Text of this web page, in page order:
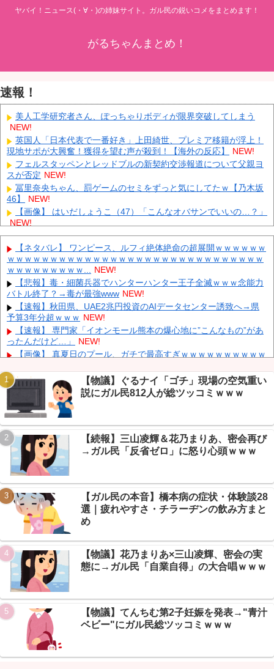
ヤバイ！ニュース(・∀・)の姉妹サイト。ガル民の鋭いコメをまとめます！
がるちゃんまとめ！
速報！
美人工学研究者さん、ぽっちゃりボディが限界突破してしまう
NEW!
英国人「日本代表で一番好き」上田綺世、プレミア移籍が浮上！
現地サポが大興奮！獲得を望む声が殺到！【海外の反応】
NEW!
フェルスタッペンとレッドブルの新契約交渉報道について父親ヨ
スが否定 NEW!
冨里奈央ちゃん、罰ゲームのセミをずっと気にしてたｗ【乃木坂
46】
NEW!
【画像】 はいだしょうこ（47）「こんなオバサンでいいの…？」
NEW!
ダイソーの220円のUSBケーブルが3ヶ月でダメになったんやが
NEW!
中国「大洪水！」三峡ダム「大雨で増水（台風直撃前」中国ダム
「緊急放流！」中国鉄道「列車が走行中に流される」中国避難所
「支援物資は有料です」謎の勢力「え」→ NEW!
韓国人の対日好感度が過去最高に、「ノージャパン」は終わっ
た？＝ネット「中国より100倍いい」 NEW!
【速報】 毎日新聞のベテラン記者を逮捕 包丁で夫を脅した容疑
NEW!
中国人のリウさん、新エネ車で国境越えたら遠隔操作で30時間ロ
ックされる！ NEW!
Powered by livedoor 相互RSS
【ネタバレ】 ワンピース、ルフィ絶体絶命の超展開ｗｗｗｗｗｗ
ｗｗｗｗｗｗｗｗｗｗｗｗｗｗｗｗｗｗｗｗｗｗｗｗｗｗｗｗｗｗ
ｗｗｗｗｗｗｗｗｗ... NEW!
【悲報】毒・細菌兵器でハンターハンター王子全滅ｗｗｗ念能力
バトル終了？→毒が最強www NEW!
【速報】秋田県、UAE2兆円投資のAIデータセンター誘致へ→県
予算3年分超ｗｗｗ NEW!
【速報】 専門家「イオンモール熊本の爆心地に”こんなもの”があ
ったんだけど…」
NEW!
【画像】 真夏日のプール、ガチで最高すぎｗｗｗｗｗｗｗｗｗｗ
内田梨瑚受刑者「社会に戻りたいです」 NEW!
【悲報】免許取り立て大学生、AT限定煽るも→40万かけてペーパ
ードライバーだったｗｗｗ
【保存版】657レスの絵晒しスレ、イッチが全部を全力で褒めた
結果→まさかの神スレ化ｗｗｗ NEW!
【炎上】岸谷蘭丸(25)の喫煙者権利論→芸スポ+民「払うのが嫌な
ら吸うな」総ツッコミｗｗｗ
NEW!
【画像】 福岡、こんなのが普通に走ってるｗｗｗｗｗｗｗｗｗｗ
ｗｗｗｗｗｗ NEW!
Powered by livedoor 相互RSS
【物議】ぐるナイ「ゴチ」現場の空気重い
説にガル民812人が総ツッコミｗｗｗ
【続報】三山凌輝＆花乃まりあ、密会再び
→ガル民「反省ゼロ」に怒り心頭ｗｗｗ
【ガル民の本音】橋本病の症状・体験談28
選｜疲れやすさ・チラーヂンの飲み方まと
め
【物議】花乃まりあ×三山凌輝、密会の実
態に→ガル民「自業自得」の大合唱ｗｗｗ
【物議】てんちむ第2子妊娠を発表→"青汁
ベビー"にガル民総ツッコミｗｗｗ